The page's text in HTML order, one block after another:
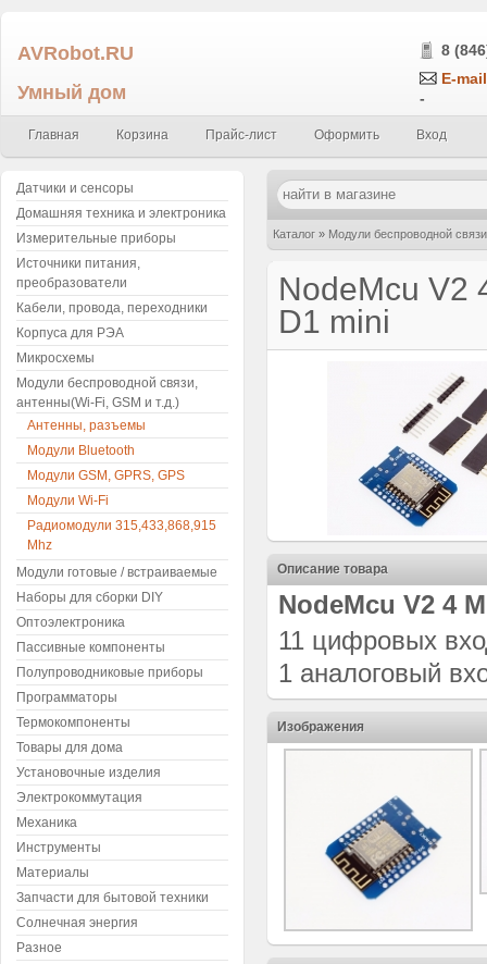
AVRobot.RU
Умный дом
8
E-
-
Главная Корзина Прайс-лист Оформить Вход
Каталог » Модули беспроводной
NodeMcu V2
D1 mini
Описание товара
NodeMcu V2 4
11 цифровых
1 аналоговый
Изображения
Датчики и сенсоры
Домашняя техника и электроника
Измерительные приборы
Источники питания,
преобразователи
Кабели, провода, переходники
Корпуса для РЭА
Микросхемы
Модули беспроводной связи,
антенны(Wi-Fi, GSM и т.д.)
Антенны, разъемы
Модули Bluetooth
Модули GSM, GPRS, GPS
Модули Wi-Fi
Радиомодули 315,433,868,915
Mhz
Модули готовые / встраиваемые
Наборы для сборки DIY
Оптоэлектроника
Пассивные компоненты
Полупроводниковые приборы
Программаторы
Термокомпоненты
Товары для дома
Установочные изделия
Электрокоммутация
Механика
Инструменты
Материалы
Запчасти для бытовой техники
Солнечная энергия
Разное